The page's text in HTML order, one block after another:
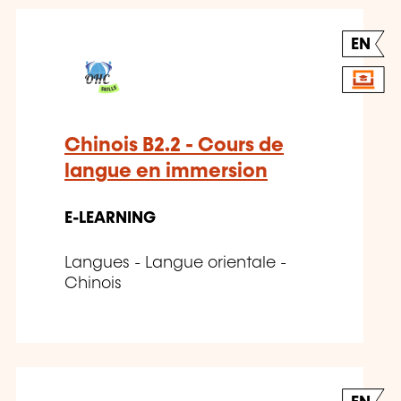
EN
Chinois B2.2 - Cours de
langue en immersion
E-LEARNING
Langues - Langue orientale -
Chinois